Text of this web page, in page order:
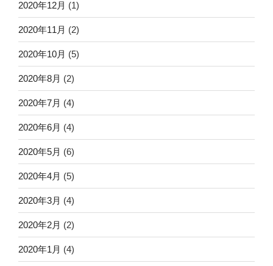
2020年12月 (1)
2020年11月 (2)
2020年10月 (5)
2020年8月 (2)
2020年7月 (4)
2020年6月 (4)
2020年5月 (6)
2020年4月 (5)
2020年3月 (4)
2020年2月 (2)
2020年1月 (4)